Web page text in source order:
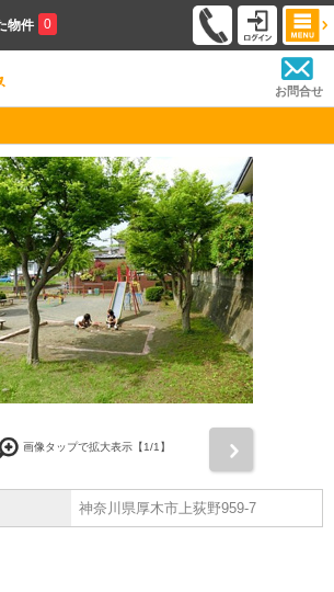
物件 0
お問合せ
画像タップで拡大表示【1/1】
神奈川県厚木市上荻野959-7